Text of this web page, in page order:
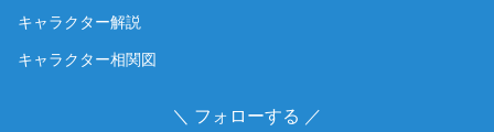
キャラクター解説
キャラクター相関図
＼ フォローする ／